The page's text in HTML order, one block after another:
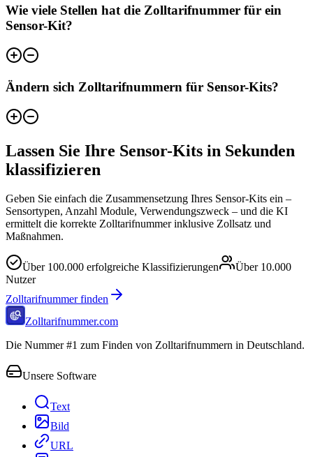
Wie viele Stellen hat die Zolltarifnummer für ein
Sensor-Kit?
Ändern sich Zolltarifnummern für Sensor-Kits?
Lassen Sie Ihre Sensor-Kits in Sekunden
klassifizieren
Geben Sie einfach die Zusammensetzung Ihres Sensor-Kits ein –
Sensortypen, Anzahl Module, Verwendungszweck – und die KI
ermittelt die korrekte Zolltarifnummer inklusive Zollsatz und
Maßnahmen.
Über 100.000 erfolgreiche Klassifizierungen Über 10.000
Nutzer
Zolltarifnummer finden
Zolltarifnummer.com
Die Nummer #1 zum Finden von Zolltarifnummern in Deutschland.
Unsere Software
Text
Bild
URL